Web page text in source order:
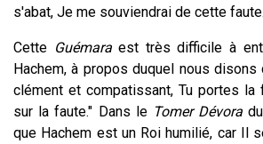
s'abat, Je me souviendrai de cette
Cette Guémaraest très difficile à
Hachem, à propos duquel nous disons
clément et compatissant, Tu portes
sur la faute." Dans le Tomer Dévora
que Hachem est un Roi humilié, car Il